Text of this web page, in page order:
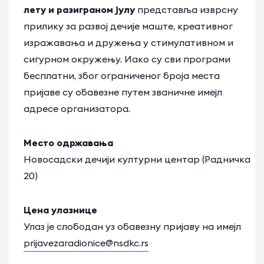
лету и разиграном јулу представља изврсну
прилику за развој дечије маште, креативног
изражавања и дружења у стимулативном и
сигурном окружењу. Иако су сви програми
бесплатни, због ограниченог броја места
пријаве су обавезне путем званичне имејл
адресе организатора.
Место одржавања
Новосадски дечији културни центар (Радничка
20)
Цена улазнице
Улаз је слободан уз обавезну пријаву на имејл
prijavezaradionice@nsdkc.rs